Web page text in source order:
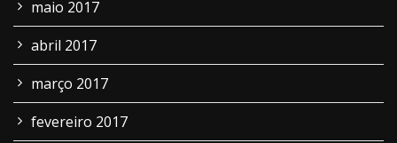
maio 2017
abril 2017
março 2017
fevereiro 2017